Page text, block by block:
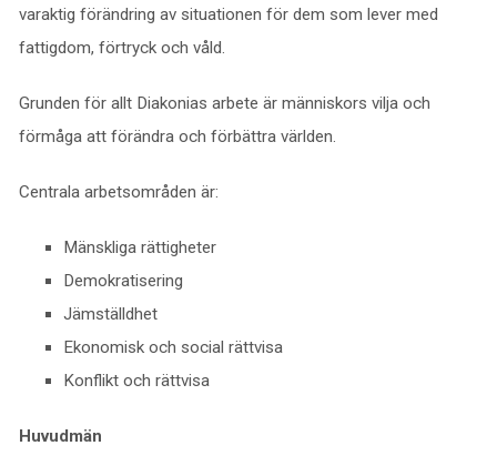
varaktig förändring av situationen för dem som lever med
fattigdom, förtryck och våld.
Grunden för allt Diakonias arbete är människors vilja och
förmåga att förändra och förbättra världen.
Centrala arbetsområden är:
Mänskliga rättigheter
Demokratisering
Jämställdhet
Ekonomisk och social rättvisa
Konflikt och rättvisa
Huvudmän